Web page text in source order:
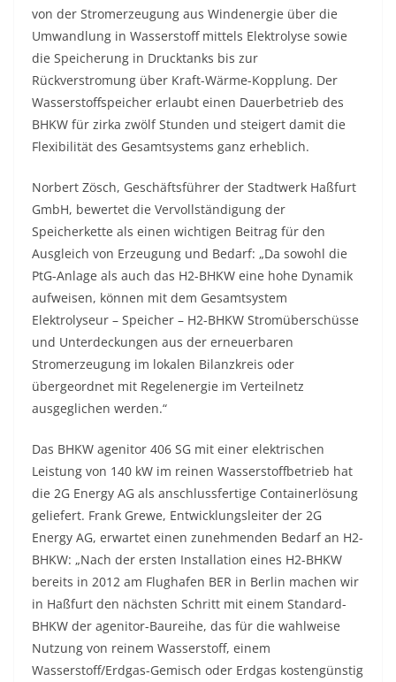
von der Stromerzeugung aus Windenergie über die
Umwandlung in Wasserstoff mittels Elektrolyse sowie
die Speicherung in Drucktanks bis zur
Rückverstromung über Kraft-Wärme-Kopplung. Der
Wasserstoffspeicher erlaubt einen Dauerbetrieb des
BHKW für zirka zwölf Stunden und steigert damit die
Flexibilität des Gesamtsystems ganz erheblich.
Norbert Zösch, Geschäftsführer der Stadtwerk Haßfurt
GmbH, bewertet die Vervollständigung der
Speicherkette als einen wichtigen Beitrag für den
Ausgleich von Erzeugung und Bedarf: „Da sowohl die
PtG-Anlage als auch das H2-BHKW eine hohe Dynamik
aufweisen, können mit dem Gesamtsystem
Elektrolyseur – Speicher – H2-BHKW Stromüberschüsse
und Unterdeckungen aus der erneuerbaren
Stromerzeugung im lokalen Bilanzkreis oder
übergeordnet mit Regelenergie im Verteilnetz
ausgeglichen werden.“
Das BHKW agenitor 406 SG mit einer elektrischen
Leistung von 140 kW im reinen Wasserstoffbetrieb hat
die 2G Energy AG als anschlussfertige Containerlösung
geliefert. Frank Grewe, Entwicklungsleiter der 2G
Energy AG, erwartet einen zunehmenden Bedarf an H2-
BHKW: „Nach der ersten Installation eines H2-BHKW
bereits in 2012 am Flughafen BER in Berlin machen wir
in Haßfurt den nächsten Schritt mit einem Standard-
BHKW der agenitor-Baureihe, das für die wahlweise
Nutzung von reinem Wasserstoff, einem
Wasserstoff/Erdgas-Gemisch oder Erdgas kostengünstig